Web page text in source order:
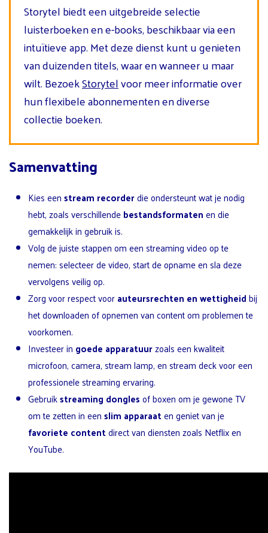
Storytel biedt een uitgebreide selectie
luisterboeken en e-books, beschikbaar via een
intuïtieve app. Met deze dienst kunt u genieten
van duizenden titels, waar en wanneer u maar
wilt. BezoekStorytelvoor meer informatie over
hun flexibele abonnementen en diverse
collectie boeken.
Samenvatting
Kies eenstream recorderdie ondersteunt wat je nodig
hebt, zoals verschillendebestandsformatenen die
gemakkelijk in gebruik is.
Volg de juiste stappen om een streaming video op te
nemen: selecteer de video, start de opname en sla deze
vervolgens veilig op.
Zorg voor respect voorauteursrechten en wettigheidbij
het downloaden of opnemen van content om problemen te
voorkomen.
Investeer in goede apparatuurzoals een kwaliteit
microfoon, camera, stream lamp, en stream deck voor een
professionele streaming ervaring.
Gebruikstreaming donglesof boxen om je gewone TV
om te zetten in eenslim apparaaten geniet van je
favoriete contentdirect van diensten zoals Netflix en
YouTube.